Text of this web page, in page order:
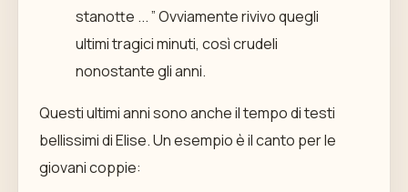
stanotte ... ” Ovviamente rivivo quegli
ultimi tragici minuti, così crudeli
nonostante gli anni.
Questi ultimi anni sono anche il tempo di testi
bellissimi di Elise. Un esempio è il canto per le
giovani coppie: